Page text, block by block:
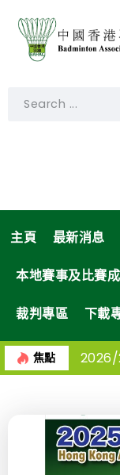
主頁 最新消息
本地賽事及比賽
裁判專區 下載
焦點